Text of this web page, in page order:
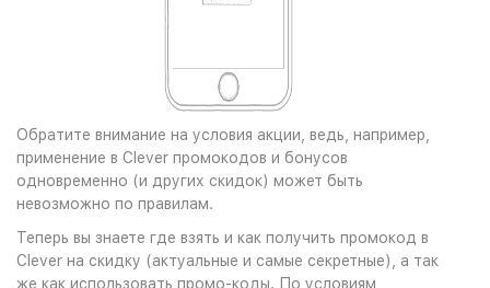
Обратите внимание на условия акции, ведь, например,
применение в Clever промокодов и бонусов
одновременно (и других скидок) может быть
невозможно по правилам.
Теперь вы знаете где взять и как получить промокод в
Clever на скидку (актуальные и самые секретные), а так
же как использовать промо-коды. По условиям